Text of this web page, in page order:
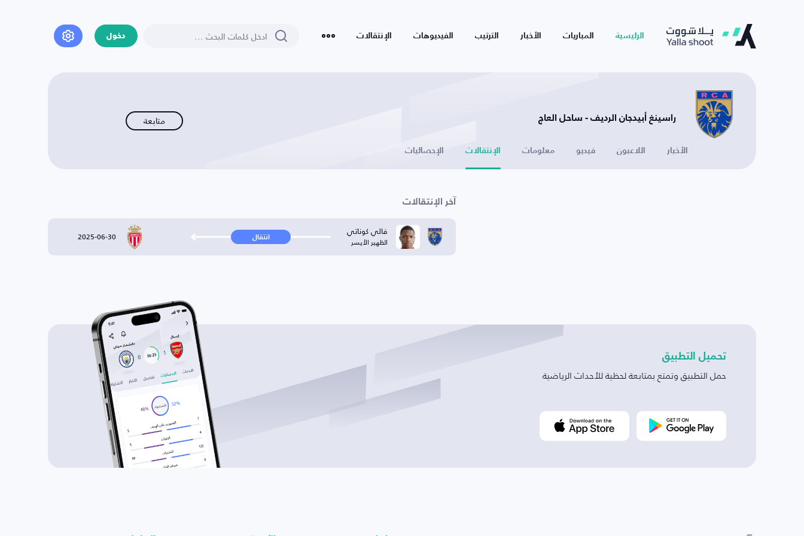
الرئيسية المباريات الأخبار الترتيب الفيديوهات الإنتقالات دخول
راسينغ أبيدجان الرديف - ساحل العاج متابعة
الأخبار اللاعبون فيديو معلومات الإنتقالات الإحصائيات
آخر الإنتقالات
فالي كوناتي
الظهير الأيسر انتقال 2025-06-30
تحميل التطبيق
حمل التطبيق وتمتع بمتابعة لحظية للأحداث الرياضية